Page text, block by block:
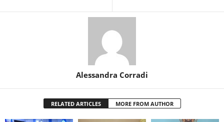
Alessandra Corradi
RELATED ARTICLES MORE FROM AUTHOR